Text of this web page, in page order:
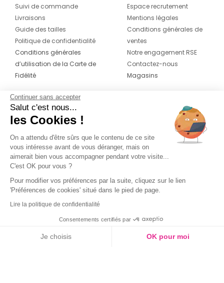
Suivi de commande
Livraisons
Guide des tailles
Politique de confidentialité
Conditions générales
d’utilisation de la Carte de
Fidélité
Espace recrutement
Mentions légales
Conditions générales de
ventes
Notre engagement RSE
Contactez-nous
Magasins
CONTACT
04 42 20 78 42
Du lundi au jeudi de 8h30 à 16h30 & le
vendredi de 8h30 à 15h30
Continuer sans accepter
Salut c'est nous...
les Cookies !
On a attendu d'être sûrs que le contenu de ce site
vous intéresse avant de vous déranger, mais on
aimerait bien vous accompagner pendant votre visite...
C'est OK pour vous ?
Pour modifier vos préférences par la suite, cliquez sur le lien
'Préférences de cookies' situé dans le pied de page.
Lire la politique de confidentialité
Consentements certifiés par
Je choisis OK pour moi